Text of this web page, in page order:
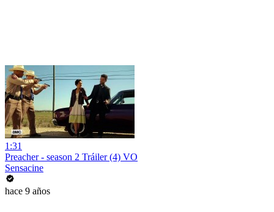
1:31
Preacher - season 2 Tráiler (4) VO
Sensacine
hace 9 años